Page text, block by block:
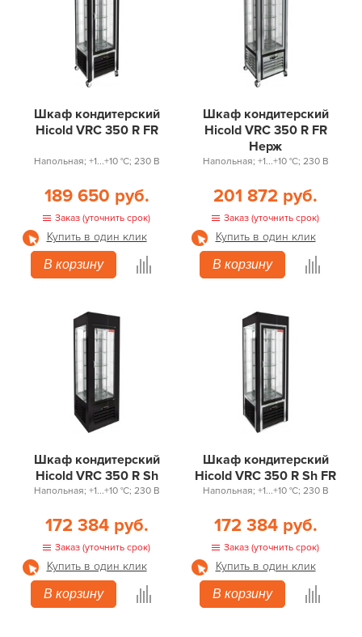
Шкаф кондитерский
Hicold VRC 350 R FR
Напольная; +1...+10 °С; 230 В
189 650 руб.
Заказ (уточнить срок)
Купить в один клик
В корзину
Шкаф кондитерский
Hicold VRC 350 R FR
Нерж
Напольная; +1...+10 °С; 230 В
201 872 руб.
Заказ (уточнить срок)
Купить в один клик
В корзину
Шкаф кондитерский
Hicold VRC 350 R Sh
Напольная; +1...+10 °С; 230 В
172 384 руб.
Заказ (уточнить срок)
Купить в один клик
В корзину
Шкаф кондитерский
Hicold VRC 350 R Sh FR
Напольная; +1...+10 °С; 230 В
172 384 руб.
Заказ (уточнить срок)
Купить в один клик
В корзину